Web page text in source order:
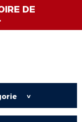
DE
>